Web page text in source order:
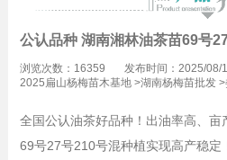
公认品种 湖南湘林油茶苗69号
浏览次数：16359
发布时间：2025/08/
2025扁山杨梅苗木基地>湖南杨梅苗批发>
全国公认油茶好品种！出油率高、
69号27号210号混种植实现高产稳定